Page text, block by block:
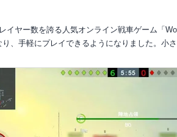
イヤー数を誇る人気オンライン戦車ゲーム「
、手軽にプレイできるようになりました。小